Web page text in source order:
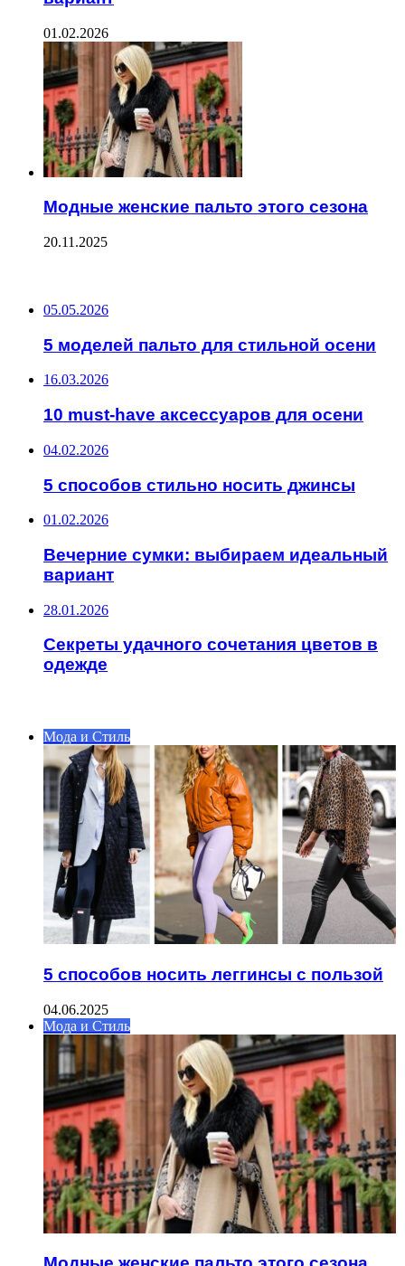
01.02.2026
Модные женские пальто этого сезона
20.11.2025
05.05.2026
5 моделей пальто для стильной осени
16.03.2026
10 must-have аксессуаров для осени
04.02.2026
5 способов стильно носить джинсы
01.02.2026
Вечерние сумки: выбираем идеальный
вариант
28.01.2026
Секреты удачного сочетания цветов в
одежде
Мода и Стиль
5 способов носить леггинсы с пользой
04.06.2025
Мода и Стиль